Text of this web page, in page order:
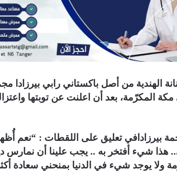
الهندية من أصل باكستاني رابي بيرزادا
مكة المكرّمة، بعد أن اعلنت عن توبتها
بيرزادافي تعليق على اللقطات : “نعم
هذا شيء أفتخر به .. يجب علينا أن نمارس
ولا يوجد شيء في الدنيا بمنحني سعادة